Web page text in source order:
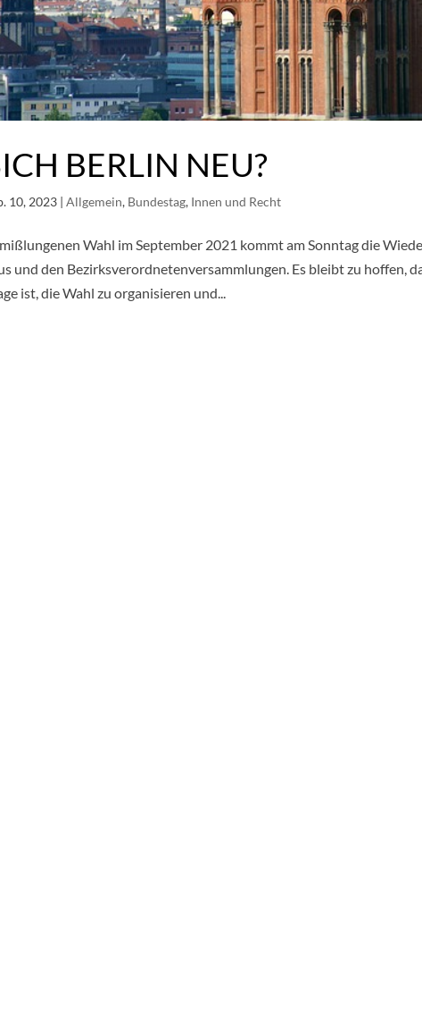
BERLIN NEU?
10, 2023 |Allgemein, Bundestag, Innen und Recht
Wahl im September 2021 kommt am Sonntag die
und den Bezirksverordnetenversammlungen. Es bleibt zu hoffen,
ist, die Wahl zu organisieren und...